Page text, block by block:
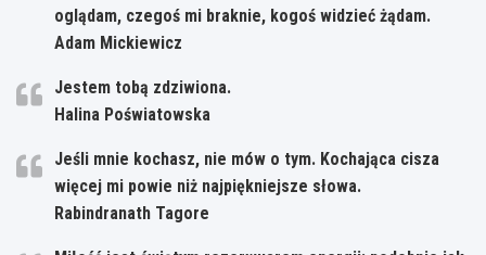
oglądam, czegoś mi braknie, kogoś widzieć żądam.
Adam Mickiewicz
Jestem tobą zdziwiona.
Halina Poświatowska
Jeśli mnie kochasz, nie mów o tym. Kochająca cisza
więcej mi powie niż najpiękniejsze słowa.
Rabindranath Tagore